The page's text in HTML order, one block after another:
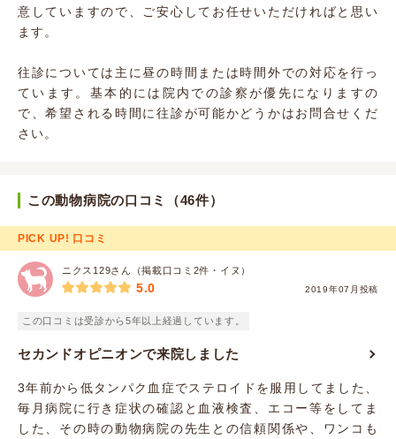
意していますので、ご安心してお任せいただければと思い
ます。
往診については主に昼の時間または時間外での対応を行っ
ています。基本的には院内での診察が優先になりますの
で、希望される時間に往診が可能かどうかはお問合せくだ
さい。
この動物病院の口コミ（46件）
PICK UP! 口コミ
ニクス129さん（掲載口コミ2件・イヌ）
2019年07月投稿
5.0
この口コミは受診から5年以上経過しています。
セカンドオピニオンで来院しました
3年前から低タンパク血症でステロイドを服用してました、
毎月病院に行き症状の確認と血液検査、エコー等をしてま
した、その時の動物病院の先生との信頼関係や、ワンコも